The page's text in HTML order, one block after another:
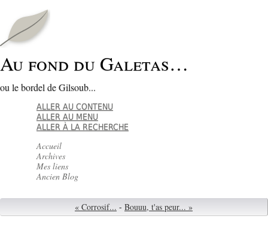
Au fond du Galetas…
ou le bordel de Gilsoub...
ALLER AU CONTENU
ALLER AU MENU
ALLER À LA RECHERCHE
Accueil
Archives
Mes liens
Ancien Blog
« Corrosif... - Bouuu, t'as peur... »